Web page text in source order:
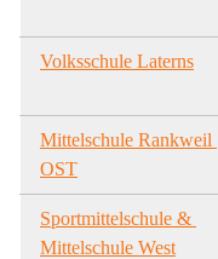
Volksschule Laterns
Mittelschule Rankweil
OST
Sportmittelschule &
Mittelschule West